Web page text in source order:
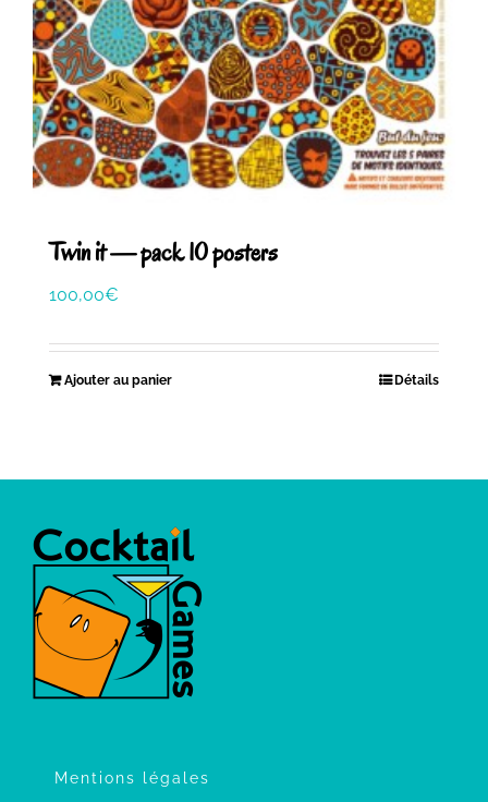
Twin it — pack 10 posters
100,00€
Ajouter au panier Détails
Mentions légales